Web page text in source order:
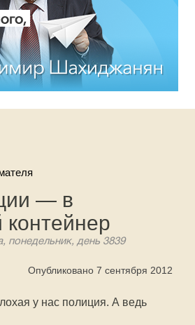
— в
понедельник, день 3839
Опубликовано 7 сентября 2012
у нас полиция. А ведь